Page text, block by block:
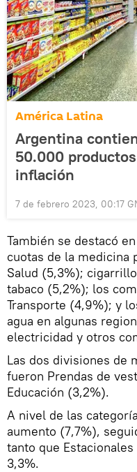
América Latina
Argentina
50.000
inflación
7 de febrero 2023, 00:17
También se destacó
cuotas de la medicina
Salud (5,3%);
tabaco (5,2%); los
Transporte (4,9%); y
agua en algunas
electricidad y otros
Las dos divisiones de
fueron Prendas de
Educación (3,2%).
A nivel de las
aumento (7,7%),
tanto que
3,3%.